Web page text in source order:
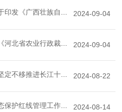
2024-09-04
· 广西壮族自治区人民政府关于印发《广西壮族自治区国土空间规划（2021—2035年）》的通知
2024-09-04
· 河北省农业农村厅关于印发《河北省农业行政裁量权基准适用 规则（2024年修订）》《河北省农业行政裁量权基准（2024年修订）》的通知
2024-08-22
· 安徽省人民政府办公厅关于坚定不移推进长江十年禁渔工作的实施意见
2024-08-14
· 天津市人民政府关于做好生态保护红线管理工作的通知